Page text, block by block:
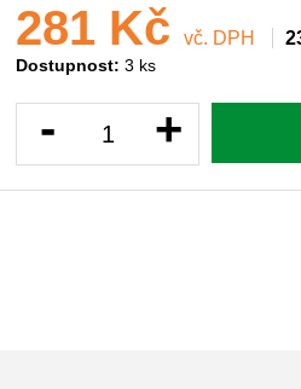
281 Kč vč. DPH
Dostupnost: 3 ks
- +